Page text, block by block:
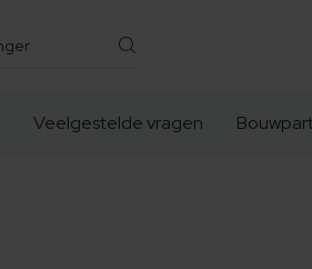
Veelgestelde vragen